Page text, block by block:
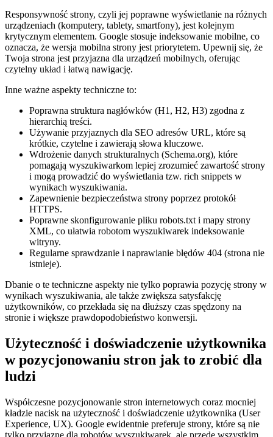
Responsywność strony, czyli jej poprawne wyświetlanie na różnych
urządzeniach (komputery, tablety, smartfony), jest kolejnym
krytycznym elementem. Google stosuje indeksowanie mobilne, co
oznacza, że wersja mobilna strony jest priorytetem. Upewnij się, że
Twoja strona jest przyjazna dla urządzeń mobilnych, oferując
czytelny układ i łatwą nawigację.
Inne ważne aspekty techniczne to:
Poprawna struktura nagłówków (H1, H2, H3) zgodna z
hierarchią treści.
Używanie przyjaznych dla SEO adresów URL, które są
krótkie, czytelne i zawierają słowa kluczowe.
Wdrożenie danych strukturalnych (Schema.org), które
pomagają wyszukiwarkom lepiej zrozumieć zawartość strony
i mogą prowadzić do wyświetlania tzw. rich snippets w
wynikach wyszukiwania.
Zapewnienie bezpieczeństwa strony poprzez protokół
HTTPS.
Poprawne skonfigurowanie pliku robots.txt i mapy strony
XML, co ułatwia robotom wyszukiwarek indeksowanie
witryny.
Regularne sprawdzanie i naprawianie błędów 404 (strona nie
istnieje).
Dbanie o te techniczne aspekty nie tylko poprawia pozycję strony w
wynikach wyszukiwania, ale także zwiększa satysfakcję
użytkowników, co przekłada się na dłuższy czas spędzony na
stronie i większe prawdopodobieństwo konwersji.
Użyteczność i doświadczenie użytkownika
w pozycjonowaniu stron jak to zrobić dla
ludzi
Współczesne pozycjonowanie stron internetowych coraz mocniej
kładzie nacisk na użyteczność i doświadczenie użytkownika (User
Experience, UX). Google ewidentnie preferuje strony, które są nie
tylko przyjazne dla robotów wyszukiwarek, ale przede wszystkim